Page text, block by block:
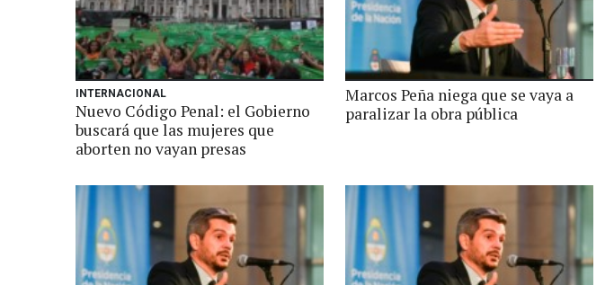
INTERNACIONAL
Nuevo Código Penal: el Gobierno
buscará que las mujeres que
aborten no vayan presas
Marcos Peña niega que se vaya a
paralizar la obra pública